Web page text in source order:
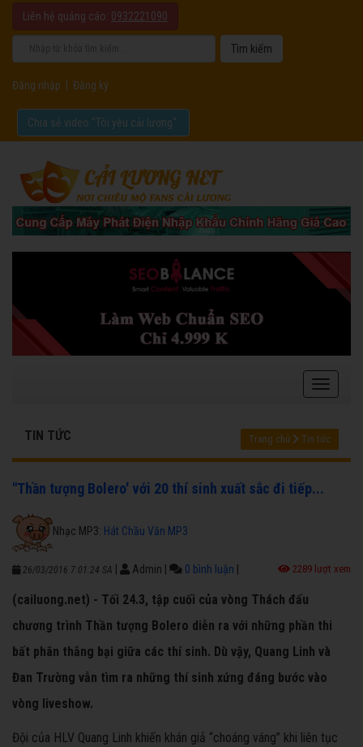
Liên hệ quảng cáo: 0932221090
Đăng nhập Đăng ký
Chia sẻ video "Tôi yêu cải lương".
TIN TỨC Trang chủ Tin tức
"Thần tượng Bolero' với 20 thí sinh xuất sắc đi tiếp...
Nhạc MP3: Hát Chầu Văn MP3
26/03/2016 7:01:24 SA Admin 0 bình luận 2289 lượt xem
(cailuong.net) - Tối 24.3, tập cuối của vòng Thách đấu
chương trình Thần tượng Bolero diễn ra với những phần thi
bất phân thắng bại giữa các thí sinh. Dù vậy, Quang Linh và
Đan Trường vẫn tìm ra những thí sinh xứng đáng bước vào
vòng liveshow.
Đội của HLV Quang Linh khiến khán giả “choáng váng” khi liên tục